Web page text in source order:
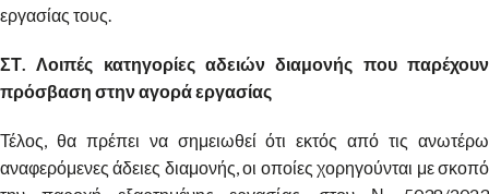
εργασίας τους.
ΣΤ. Λοιπές κατηγορίες αδειών διαμονής που παρέχουν
πρόσβαση στην αγορά εργασίας
Τέλος, θα πρέπει να σημειωθεί ότι εκτός από τις ανωτέρω
αναφερόμενες άδειες διαμονής, οι οποίες χορηγούνται με σκοπό